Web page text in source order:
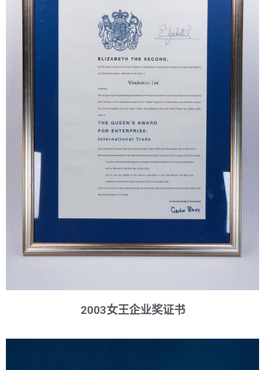
2003女王企业奖证书